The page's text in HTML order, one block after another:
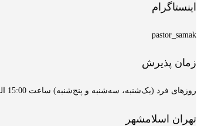
اینستاگرام
pastor_samak
زمان پذیرش
روزهای فرد (یک‌شنبه، سه‌شنبه و پنج‌شنبه) ساعت 15:00 الی 20:00
تهران اسلامشهر